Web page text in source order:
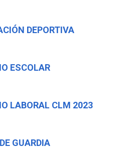
DEPORTIVA
ESCOLAR
LABORAL CLM 2023
GUARDIA